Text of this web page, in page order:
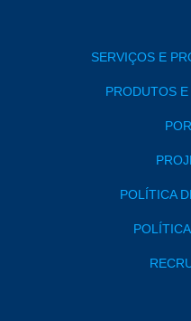
SERVIÇOS E
PRODUTOS E
POLÍTICA